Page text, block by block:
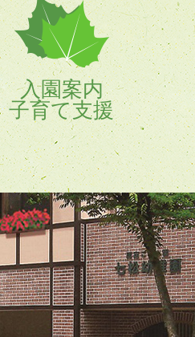
入園案内
子育て支援